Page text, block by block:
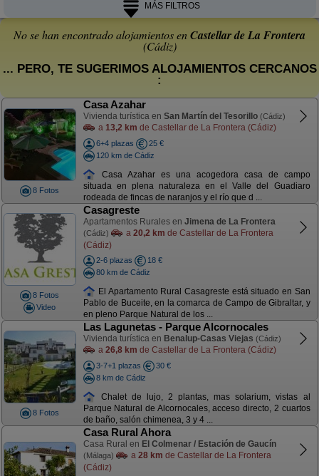
MÁS FILTROS
No se han encontrado alojamientos enCastellar de La Frontera
(Cádiz)
... PERO, TE SUGERIMOS ALOJAMIENTOS CERCANOS
:
8 Fotos
Casa Azahar
Vivienda turística en San Martín del Tesorillo (Cádiz)
a 13,2 km de Castellar de La Frontera (Cádiz)
6+4 plazas
25 €
120 km de Cádiz
Casa Azahar es una acogedora casa de campo
situada en plena naturaleza en el Valle del Guadiaro
rodeada de fincas de naranjos y el río que d ...
8 Fotos
Video
Casagreste
Apartamentos Rurales en Jimena de La Frontera
(Cádiz) a 20,2 km de Castellar de La Frontera
(Cádiz)
2-6 plazas
18 €
80 km de Cádiz
El Apartamento Rural Casagreste está situado en San
Pablo de Buceite, en la comarca de Campo de Gibraltar, y
en pleno Parque Natural de los ...
8 Fotos
Las Lagunetas - Parque Alcornocales
Vivienda turística en Benalup-Casas Viejas (Cádiz)
a 26,8 km de Castellar de La Frontera (Cádiz)
3-7+1 plazas
30 €
8 km de Cádiz
Chalet de lujo, 2 plantas, mas solarium, vistas al
Parque Natural de Alcornocales, acceso directo, 2 cuartos
de baño, salón chimenea, 3 y 4 ...
Casa Rural Ahora
Casa Rural en El Colmenar / Estación de Gaucín
(Málaga) a 28 km de Castellar de La Frontera
(Cádiz)